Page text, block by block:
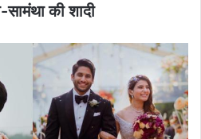
की शादी